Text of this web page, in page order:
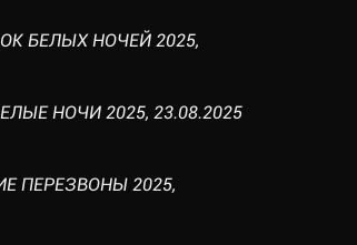
БЕЛЫХ НОЧЕЙ 2025,
БЕЛЫЕ НОЧИ 2025, 23.08.2025
ПЕРЕЗВОНЫ 2025,